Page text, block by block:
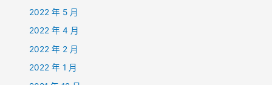
2022 年 5 月
2022 年 4 月
2022 年 2 月
2022 年 1 月